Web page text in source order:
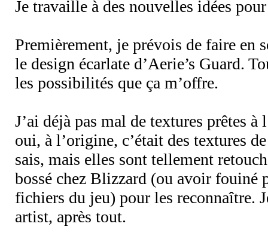
Je travaille à des nouvelles idées
Premièrement, je prévois de faire en
le design écarlate d’Aerie’s Guard.
les possibilités que ça m’offre.
J’ai déjà pas mal de textures prêtes
oui, à l’origine, c’était des textures
sais, mais elles sont tellement
bossé chez Blizzard (ou avoir fouiné
fichiers du jeu) pour les reconnaître.
artist, après tout.